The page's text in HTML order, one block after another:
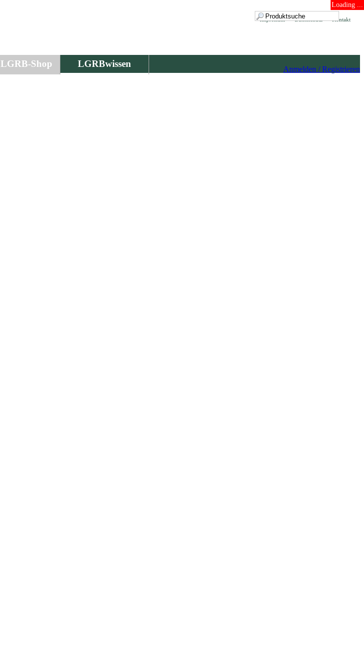
Loading ...
Kontakt
Datenschutz
Impressum
LGRB-Shop LGRBwissen
Anmelden / Registrieren